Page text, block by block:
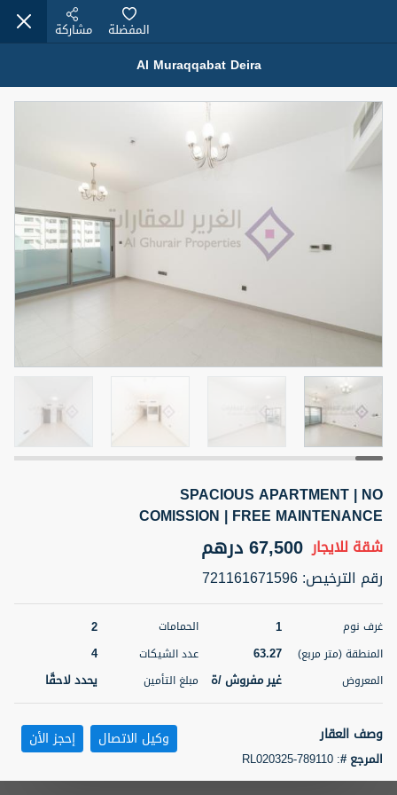
عقارات للإيجار (13751)
Modern Renovated Unit Near Marina Metro Station
95,000 درهم
سرير
المنطقة (متر
مربع)
70.03
المعروض
اسم الوسيط
NILOOFAR ABBAS VAKIL
رقم الوسيط
5 أشهر +
ELBRUS TOWER UNIT 2701 ON RENT
شقةللإيجار 95,000 درهم
سرير
1
71.39
مفروش/ ة 2
اسم الوسيط
ABDEMANAF EQBALBHAI KHANBHAI
KHANBHAI EQBALBHAI SIRAJUDDIN
أتصل
الأن
5 أشهر +
Al Muraqqabat Deira
المفضلة مشاركة
SPACIOUS APARTMENT | NO
COMISSION | FREE MAINTENANCE
شقة للايجار 67,500 درهم
رقم الترخيص:
721161671596
غرف نوم 1 الحمامات 2
المنطقة (متر مربع) 63.27 عدد الشيكات 4
المعروض غير مفروش /ة مبلغ التأمين يحدد لاحقًا
وصف العقار
المرجع #:
RL020325-789110
وكيل الاتصال إحجز الأن تصفية المفضلة خريطة